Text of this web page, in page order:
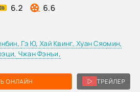
6.2 6.6
ОНЛАЙН ТРЕЙЛЕР
Гэ Ю, Хай Квинг,Хуан Сяомин,
Чжан Фэнъи,